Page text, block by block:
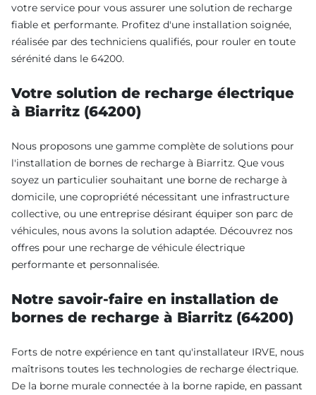
votre service pour vous assurer une solution de recharge
fiable et performante. Profitez d'une installation soignée,
réalisée par des techniciens qualifiés, pour rouler en toute
sérénité dans le 64200.
Votre solution de recharge électrique
à Biarritz (64200)
Nous proposons une gamme complète de solutions pour
l'installation de bornes de recharge à Biarritz. Que vous
soyez un particulier souhaitant une borne de recharge à
domicile, une copropriété nécessitant une infrastructure
collective, ou une entreprise désirant équiper son parc de
véhicules, nous avons la solution adaptée. Découvrez nos
offres pour une recharge de véhicule électrique
performante et personnalisée.
Notre savoir-faire en installation de
bornes de recharge à Biarritz (64200)
Forts de notre expérience en tant qu'installateur IRVE, nous
maîtrisons toutes les technologies de recharge électrique.
De la borne murale connectée à la borne rapide, en passant